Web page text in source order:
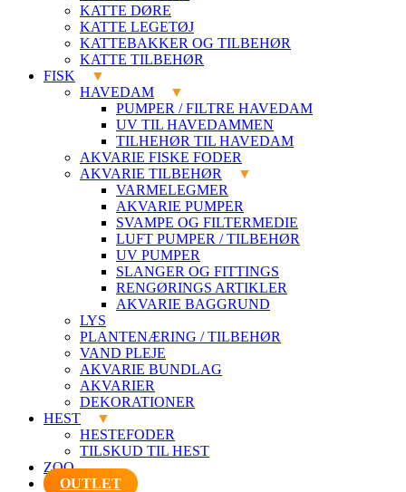
KATTE DØRE
KATTE LEGETØJ
KATTEBAKKER OG TILBEHØR
KATTE TILBEHØR
FISK
HAVEDAM
PUMPER / FILTRE HAVEDAM
UV TIL HAVEDAMMEN
TILHEHØR TIL HAVEDAM
AKVARIE FISKE FODER
AKVARIE TILBEHØR
VARMELEGMER
AKVARIE PUMPER
SVAMPE OG FILTERMEDIE
LUFT PUMPER / TILBEHØR
UV PUMPER
SLANGER OG FITTINGS
RENGØRINGS ARTIKLER
AKVARIE BAGGRUND
LYS
PLANTENÆRING / TILBEHØR
VAND PLEJE
AKVARIE BUNDLAG
AKVARIER
DEKORATIONER
HEST
HESTEFODER
TILSKUD TIL HEST
ZOO
OUTLET